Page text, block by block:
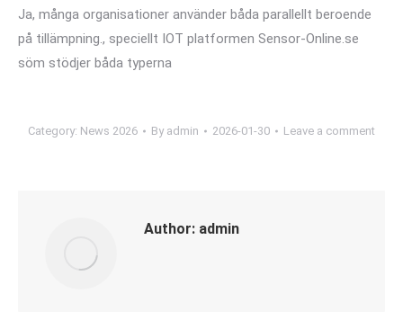
Ja, många organisationer använder båda parallellt beroende
på tillämpning., speciellt IOT platformen Sensor-Online.se
söm stödjer båda typerna
Category: News 2026 By admin 2026-01-30 Leave a comment
Author: admin